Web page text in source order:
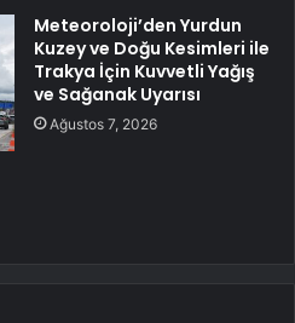
Meteoroloji’den Yurdun
Kuzey ve Doğu Kesimleri ile
Trakya İçin Kuvvetli Yağış
ve Sağanak Uyarısı
Ağustos 7, 2026